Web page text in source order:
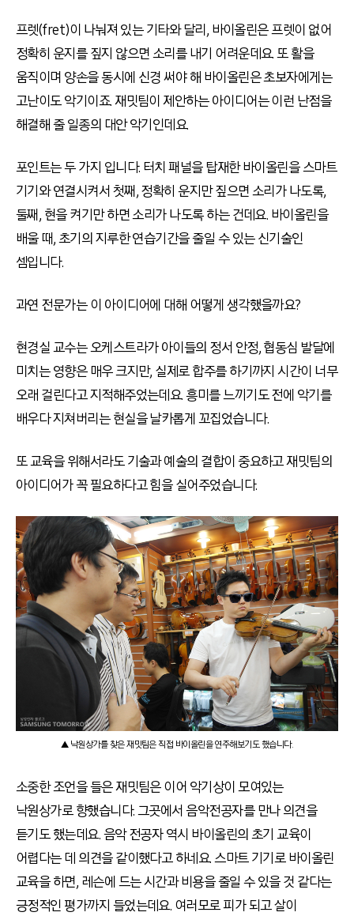
프렛(fret)이 나눠져 있는 기타와 달리, 바이올린은 프렛이 없어
정확히 운지를 짚지 않으면 소리를 내기 어려운데요. 또 활을
움직이며 양손을 동시에 신경 써야 해 바이올린은 초보자에게는
고난이도 악기이죠. 재밋팀이 제안하는 아이디어는 이런 난점을
해결해 줄 일종의 대안 악기인데요.
포인트는 두 가지 입니다. 터치 패널을 탑재한 바이올린을 스마트
기기와 연결시켜서 첫째, 정확히 운지만 짚으면 소리가 나도록,
둘째, 현을 켜기만 하면 소리가 나도록 하는 건데요. 바이올린을
배울 때, 초기의 지루한 연습기간을 줄일 수 있는 신기술인
셈입니다.
과연 전문가는 이 아이디어에 대해 어떻게 생각했을까요?
현경실 교수는 오케스트라가 아이들의 정서 안정, 협동심 발달에
미치는 영향은 매우 크지만, 실제로 합주를 하기까지 시간이 너무
오래 걸린다고 지적해주었는데요. 흥미를 느끼기도 전에 악기를
배우다 지쳐버리는 현실을 날카롭게 꼬집었습니다.
또 교육을 위해서라도 기술과 예술의 결합이 중요하고 재밋팀의
아이디어가 꼭 필요하다고 힘을 실어주었습니다.
▲ 낙원상가를 찾은 재밋팀은 직접 바이올린을 연주해보기도 했습니다.
소중한 조언을 들은 재밋팀은 이어 악기상이 모여있는
낙원상가로 향했습니다. 그곳에서 음악전공자를 만나 의견을
듣기도 했는데요. 음악 전공자 역시 바이올린의 초기 교육이
어렵다는 데 의견을 같이했다고 하네요. 스마트 기기로 바이올린
교육을 하면, 레슨에 드는 시간과 비용을 줄일 수 있을 것 같다는
긍정적인 평가까지 들었는데요. 여러모로 피가 되고 살이